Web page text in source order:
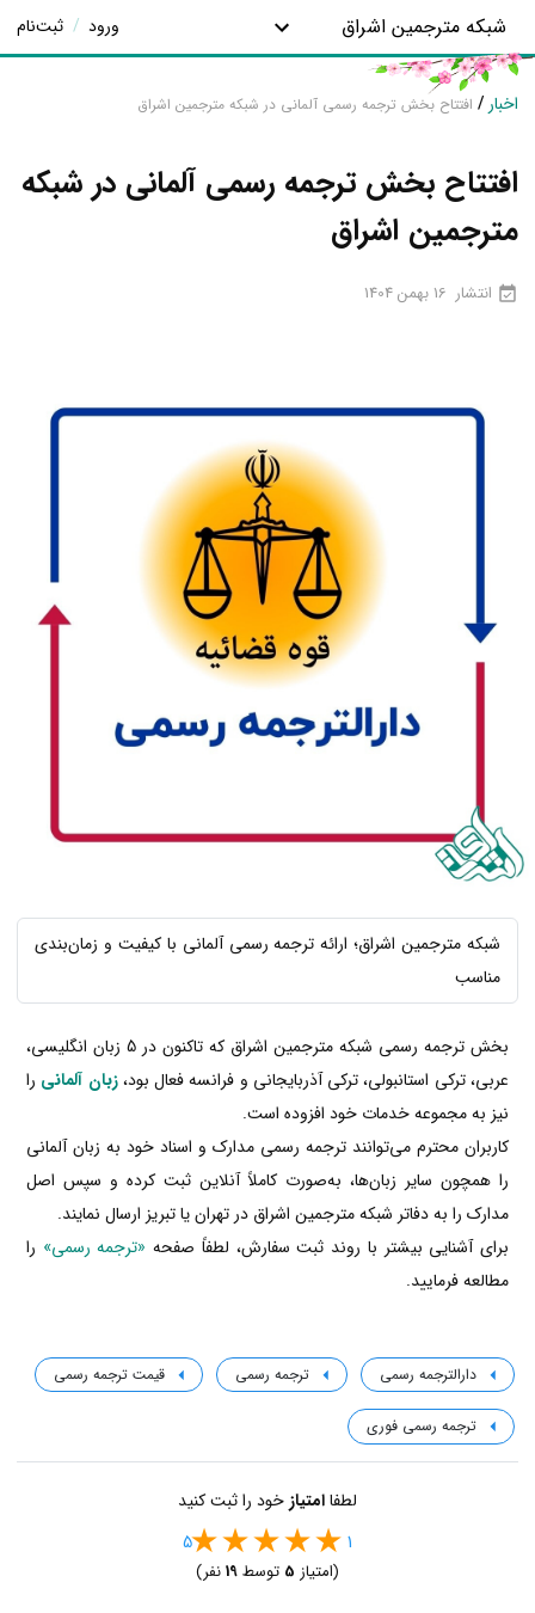
شبکه مترجمین اشراق ورود / ثبت‌نام
اخبار / افتتاح بخش ترجمه رسمی آلمانی در شبکه مترجمین اشراق
افتتاح بخش ترجمه رسمی آلمانی در شبکه
مترجمین اشراق
انتشار 16 بهمن 1404
شبکه مترجمین اشراق؛ ارائه ترجمه رسمی آلمانی با کیفیت و زمان‌بندی
مناسب
بخش ترجمه رسمی شبکه مترجمین اشراق که تاکنون در 5 زبان انگلیسی،
عربی، ترکی استانبولی، ترکی آذربایجانی و فرانسه فعال بود،زبان آلمانی را
نیز به مجموعه خدمات خود افزوده است.
کاربران محترم می‌توانند ترجمه رسمی مدارک و اسناد خود به زبان آلمانی
را همچون سایر زبان‌ها، به‌صورت کاملاً آنلاین ثبت کرده و سپس اصل
مدارک را به دفاتر شبکه مترجمین اشراق در تهران یا تبریز ارسال نمایند.
برای آشنایی بیشتر با روند ثبت سفارش، لطفاً صفحه «ترجمه رسمی» را
مطالعه فرمایید.
دارالترجمه رسمی ترجمه رسمی قیمت ترجمه رسمی
ترجمه رسمی فوری
لطفاامتیاز خود را ثبت کنید
1
5
(امتیاز 5 توسط19نفر)